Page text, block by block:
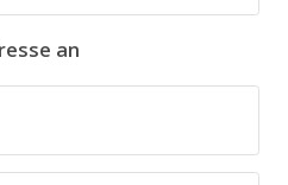
an